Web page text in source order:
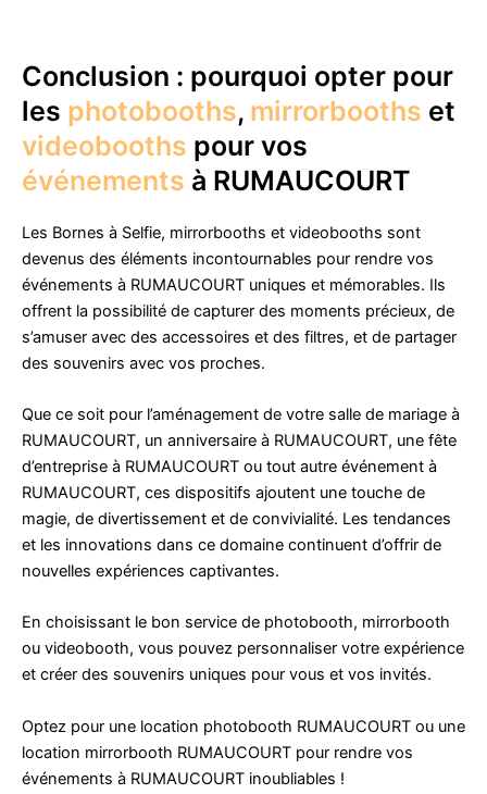
Conclusion : pourquoi opter pour
les photobooths, mirrorbooths et
videobooths pour vos
événements à RUMAUCOURT
Les Bornes à Selfie, mirrorbooths et videobooths sont
devenus des éléments incontournables pour rendre vos
événements à RUMAUCOURT uniques et mémorables. Ils
offrent la possibilité de capturer des moments précieux, de
s’amuser avec des accessoires et des filtres, et de partager
des souvenirs avec vos proches.
Que ce soit pour l’aménagement de votre salle de mariage à
RUMAUCOURT, un anniversaire à RUMAUCOURT, une fête
d’entreprise à RUMAUCOURT ou tout autre événement à
RUMAUCOURT, ces dispositifs ajoutent une touche de
magie, de divertissement et de convivialité. Les tendances
et les innovations dans ce domaine continuent d’offrir de
nouvelles expériences captivantes.
En choisissant le bon service de photobooth, mirrorbooth
ou videobooth, vous pouvez personnaliser votre expérience
et créer des souvenirs uniques pour vous et vos invités.
Optez pour une location photobooth RUMAUCOURT ou une
location mirrorbooth RUMAUCOURT pour rendre vos
événements à RUMAUCOURT inoubliables !